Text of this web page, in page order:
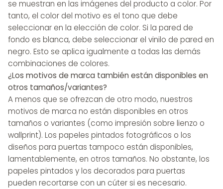
se muestran en las imágenes del producto a color. Por
tanto, el color del motivo es el tono que debe
seleccionar en la elección de color. Si la pared de
fondo es blanca, debe seleccionar el vinilo de pared en
negro. Esto se aplica igualmente a todas las demás
combinaciones de colores.
¿Los motivos de marca también están disponibles en
otros tamaños/variantes?
A menos que se ofrezcan de otro modo, nuestros
motivos de marca no están disponibles en otros
tamaños o variantes (como impresión sobre lienzo o
wallprint). Los papeles pintados fotográficos o los
diseños para puertas tampoco están disponibles,
lamentablemente, en otros tamaños. No obstante, los
papeles pintados y los decorados para puertas
pueden recortarse con un cúter si es necesario.